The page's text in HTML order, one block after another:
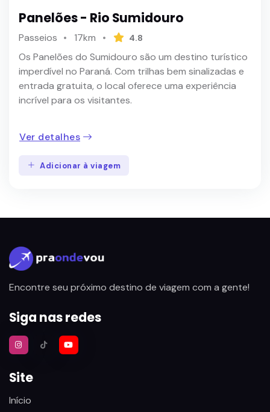
Panelões - Rio Sumidouro
Passeios 17km 4.8
Os Panelões do Sumidouro são um destino turístico
imperdível no Paraná. Com trilhas bem sinalizadas e
entrada gratuita, o local oferece uma experiência
incrível para os visitantes.
Ver detalhes
Adicionar à viagem
Encontre seu próximo destino de viagem com a gente!
Siga nas redes
Site
Início